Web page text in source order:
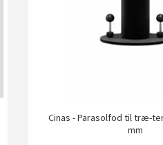
Cinas - Parasolfod til træ-
mm